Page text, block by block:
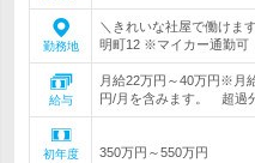
勤務地
＼きれいな社屋で働けま
明町12 ※マイカー通勤可
給与
月給22万円～40万円※月
円/月を含みます。 超過
初年度
350万円～550万円